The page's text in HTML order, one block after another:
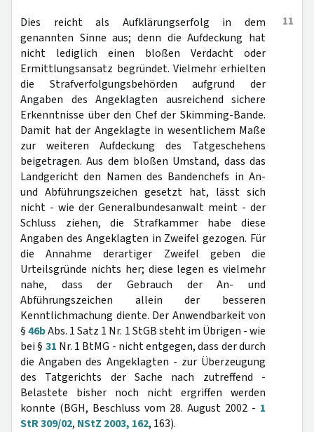
11
Dies reicht als Aufklärungserfolg in dem
genannten Sinne aus; denn die Aufdeckung hat
nicht lediglich einen bloßen Verdacht oder
Ermittlungsansatz begründet. Vielmehr erhielten
die Strafverfolgungsbehörden aufgrund der
Angaben des Angeklagten ausreichend sichere
Erkenntnisse über den Chef der Skimming-Bande.
Damit hat der Angeklagte in wesentlichem Maße
zur weiteren Aufdeckung des Tatgeschehens
beigetragen. Aus dem bloßen Umstand, dass das
Landgericht den Namen des Bandenchefs in An-
und Abführungszeichen gesetzt hat, lässt sich
nicht - wie der Generalbundesanwalt meint - der
Schluss ziehen, die Strafkammer habe diese
Angaben des Angeklagten in Zweifel gezogen. Für
die Annahme derartiger Zweifel geben die
Urteilsgründe nichts her; diese legen es vielmehr
nahe, dass der Gebrauch der An- und
Abführungszeichen allein der besseren
Kenntlichmachung diente. Der Anwendbarkeit von
§46bAbs. 1 Satz 1 Nr. 1 StGB steht im Übrigen - wie
bei § 31 Nr. 1 BtMG - nicht entgegen, dass der durch
die Angaben des Angeklagten - zur Überzeugung
des Tatgerichts der Sache nach zutreffend -
Belastete bisher noch nicht ergriffen werden
konnte (BGH, Beschluss vom 28. August 2002 - 1
StR 309/02, NStZ 2003, 162, 163).